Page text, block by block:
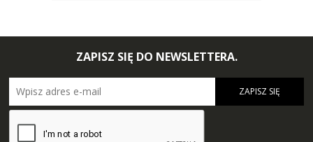
ZAPISZ SIĘ DO NEWSLETTERA.
ZAPISZ SIĘ